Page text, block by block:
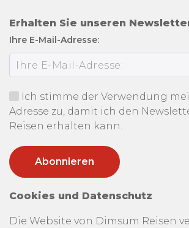
Erhalten Sie unseren
Ihre E-Mail-Adresse:
Ich stimme der Verwendung
Adresse zu, damit ich den
Reisen erhalten kann.
Cookies und Datenschutz
Die Website von Dimsum Reisen